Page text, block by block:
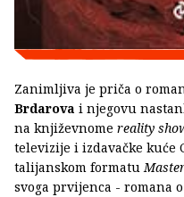
Zanimljiva je priča o
Brdarova i njegovu
na književnome reality
televizije i izdavačke kuće
talijanskom formatu
svoga prvijenca - romana